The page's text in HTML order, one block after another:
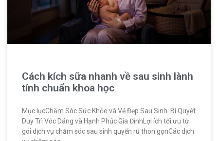
Cách kích sữa nhanh về sau sinh lành
tính chuẩn khoa học
Mục lụcChăm Sóc Sức Khỏe và Vẻ Đẹp Sau Sinh: Bí Quyết
Duy Trì Vóc Dáng và Hạnh Phúc Gia ĐìnhLợi ích tối ưu từ
gói dịch vụ chăm sóc sau sinh quyến rũ thon gọnCác dịch